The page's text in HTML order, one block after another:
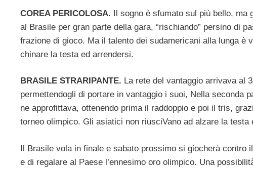
COREA PERICOLOSA. Il sogno è sfumato sul più bello, ma
al Brasile per gran parte della gara, “rischiando” persino di
frazione di gioco. Ma il talento dei sudamericani alla lunga è
chinare la testa ed arrendersi.
BRASILE STRARIPANTE. La rete del vantaggio arrivava al
permettendogli di portare in vantaggio i suoi, Nella seconda
ne approfittava, ottenendo prima il raddoppio e poi il tris,
torneo olimpico. Gli asiatici non riusciVano ad alzare la
Il Brasile vola in finale e sabato prossimo si giocherà
e di regalare al Paese l’ennesimo oro olimpico. Una